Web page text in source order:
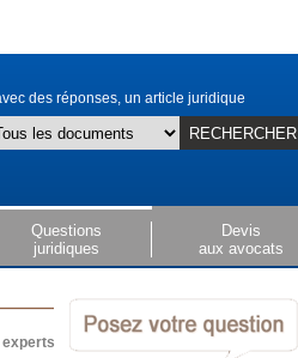
des réponses, un article juridique
RECHERCHER
Questions
juridiques
Devis
aux avocats
experts